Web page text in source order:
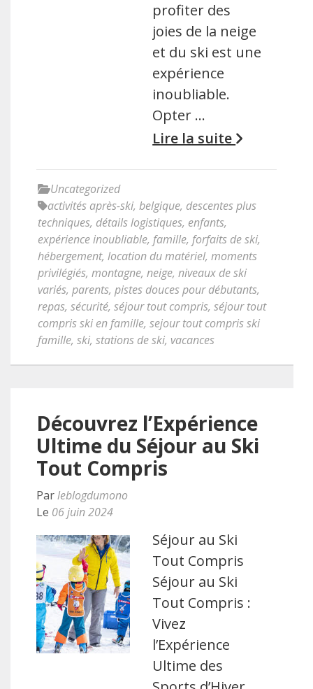
profiter des
joies de la neige
et du ski est une
expérience
inoubliable.
Opter …
Lire la suite
Uncategorized
activités après-ski, belgique, descentes plus
techniques, détails logistiques, enfants,
expérience inoubliable, famille, forfaits de ski,
hébergement, location du matériel, moments
privilégiés, montagne, neige, niveaux de ski
variés, parents, pistes douces pour débutants,
repas, sécurité, séjour tout compris, séjour tout
compris ski en famille, sejour tout compris ski
famille, ski, stations de ski, vacances
Découvrez l’Expérience
Ultime du Séjour au Ski
Tout Compris
Parleblogdumono
Le 06 juin 2024
Séjour au Ski
Tout Compris
Séjour au Ski
Tout Compris :
Vivez
l’Expérience
Ultime des